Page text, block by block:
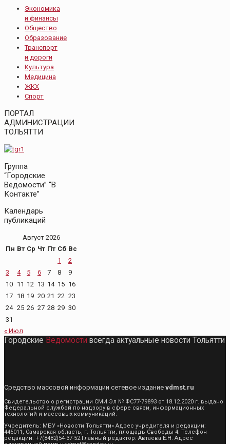
Экономика
и финансы
Общество
Образование
Транспорт
и дороги
Культура
Медицина
ЖКХ
Спорт
ПОРТАЛ
АДМИНИСТРАЦИИ
ТОЛЬЯТТИ
Группа
“Городские
Ведомости” “В
Контакте”
Календарь
публикаций
Август 2026
Пн Вт Ср Чт Пт Сб Вс
1
2
3
4 5 6 7 8
9
10 11 12 13 14 15 16
17 18 19 20 21 22 23
24 25 26 27 28 29 30
31
« Июл
Городские Ведомости всегда актуальные новости Тольятти
Средство массовой информации сетевое издание vdmst.ru
Свидетельство о регистрации СМИ Эл № ФС77-79893 от 18.12.2020 г. выдано
Федеральной службой по надзору в сфере связи, информационных
технологий и массовых коммуникаций.
Учредитель: МБУ «Новости Тольятти» Адрес учредителя и редакции:
445011, Самарская область, г. Тольятти, площадь Свободы 4. Телефон
редакции: +7(8482)54-37-52 Главный редактор: Автаева Е.Н. Адрес